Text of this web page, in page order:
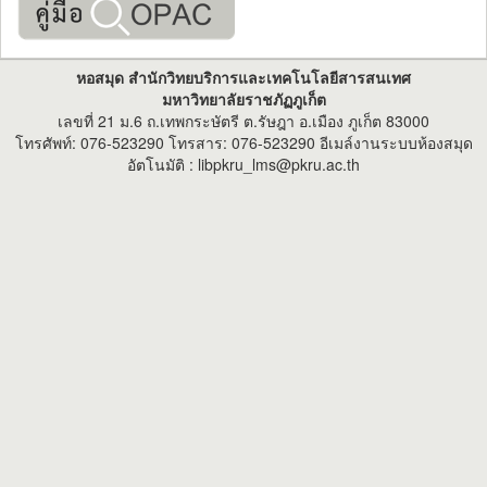
หอสมุด สำนักวิทยบริการและเทคโนโลยีสารสนเทศ
มหาวิทยาลัยราชภัฏภูเก็ต
เลขที่ 21 ม.6 ถ.เทพกระษัตรี ต.รัษฎา อ.เมือง ภูเก็ต 83000
โทรศัพท์: 076-523290 โทรสาร: 076-523290 อีเมล์งานระบบห้องสมุด
อัตโนมัติ : libpkru_lms@pkru.ac.th